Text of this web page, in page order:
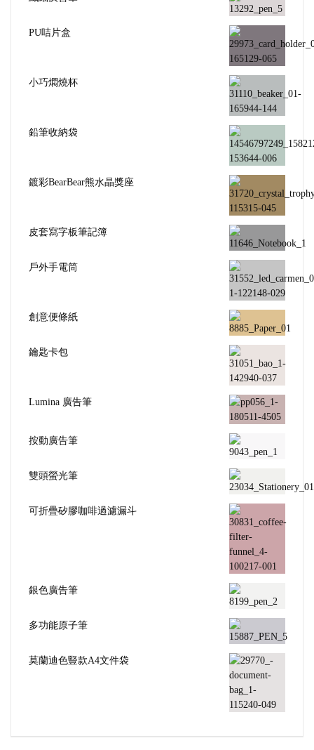
PU咭片盒
小巧燜燒杯
鉛筆收納袋
鍍彩BearBear熊水晶獎座
皮套寫字板筆記簿
戶外手電筒
創意便條紙
鑰匙卡包
Lumina 廣告筆
按動廣告筆
雙頭螢光筆
可折疊矽膠咖啡過濾漏斗
銀色廣告筆
多功能原子筆
莫蘭迪色豎款A4文件袋